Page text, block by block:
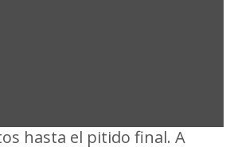
hasta el pitido final. A